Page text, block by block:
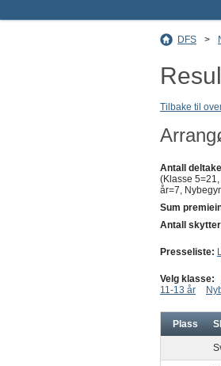
DFS >
Tilbake til
Antall
(Klasse
år=7,
Sum
Antall
Presseliste:
Velg klasse:
11-13 år
Plass